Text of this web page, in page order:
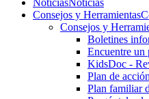
NoticiasNoticias
Consejos y Herramientas
Consejos y
Boletines
Encuentre un
KidsDoc -
Plan de
Plan familiar